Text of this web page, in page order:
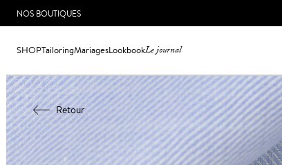
NOS BOUTIQUES
SHOPTailoringMariagesLookbookLe journal
Retour